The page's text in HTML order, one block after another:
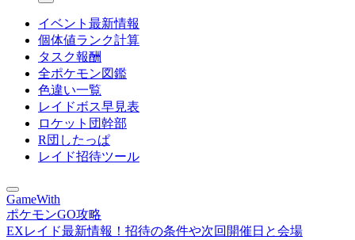
イベント最新情報
個体値ランク計算
タスク報酬
全ポケモン図鑑
色違い一覧
レイドボス早見表
ロケット団幹部
R団したっぱ
レイド招待ツール
GameWith
ポケモンGO攻略
EXレイド最新情報！招待の条件や次回開催日と会場